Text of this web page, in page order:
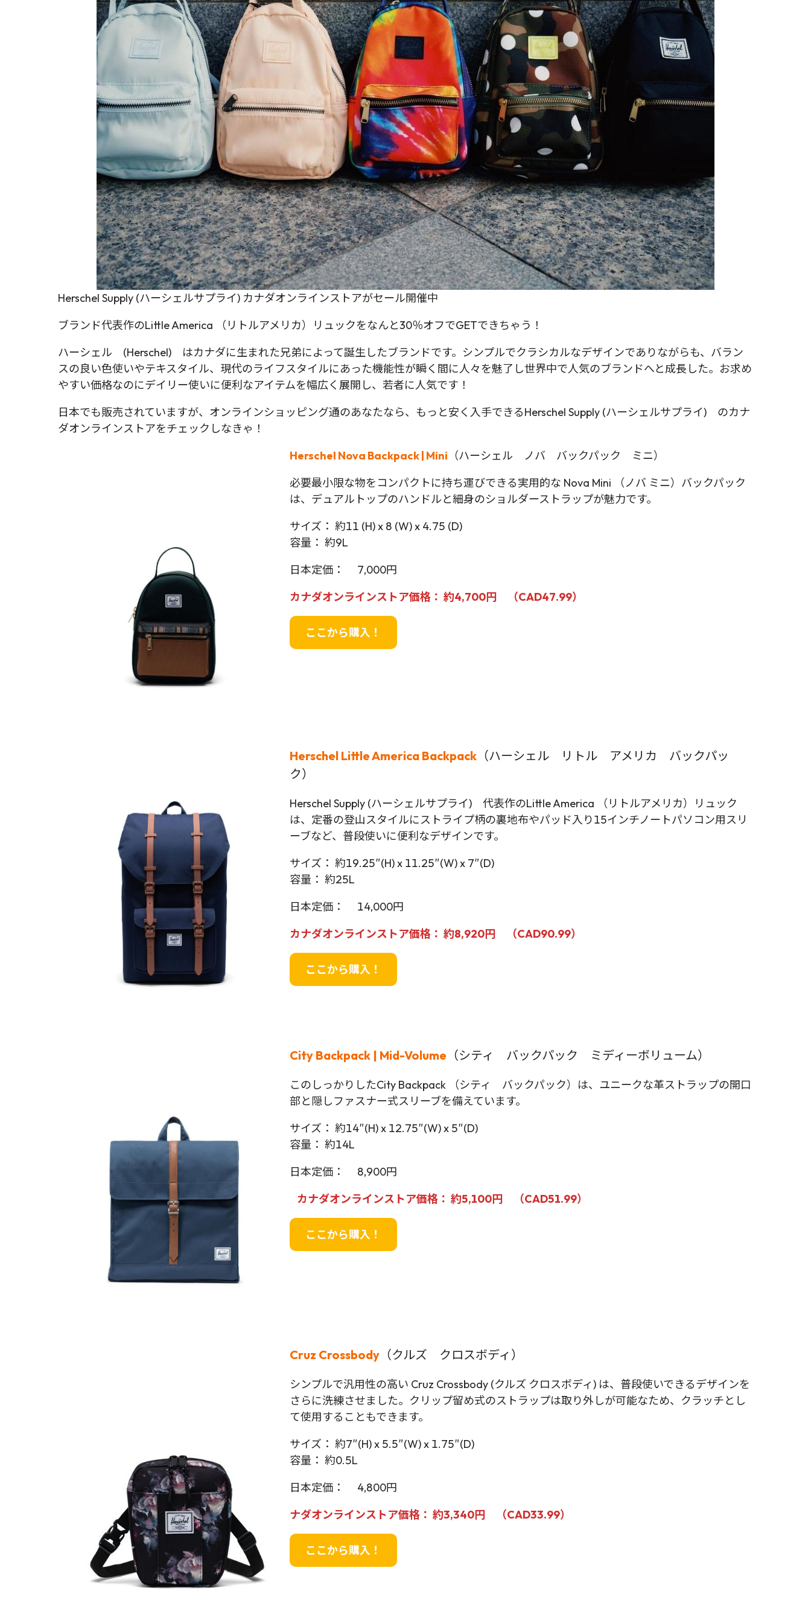
Herschel Supply (ハーシェルサプライ) カナダオンラインストアがセール開催中
ブランド代表作のLittle America （リトルアメリカ）リュックをなんと30％オフでGETできちゃう！
ハーシェル (Herschel) はカナダに生まれた兄弟によって誕生したブランドです。シンプルでクラシカルなデザインでありながらも、バラン
スの良い色使いやテキスタイル、現代のライフスタイルにあった機能性が瞬く間に人々を魅了し世界中で人気のブランドへと成長した。お求め
やすい価格なのにデイリー使いに便利なアイテムを幅広く展開し、若者に人気です！
日本でも販売されていますが、オンラインショッピング通のあなたなら、もっと安く入手できるHerschel Supply (ハーシェルサプライ) のカナ
ダオンラインストアをチェックしなきゃ！
Herschel Nova Backpack | Mini （ハーシェル ノバ バックパック ミニ）
必要最小限な物をコンパクトに持ち運びできる実用的な Nova Mini （ノバ ミニ）バックパック
は、デュアルトップのハンドルと細身のショルダーストラップが魅力です。
サイズ： 約11 (H) x 8 (W) x 4.75 (D)
容量： 約9L
日本定価： 7,000円
カナダオンラインストア価格： 約4,700円 （CAD47.99）
ここから購入！
Herschel Little America Backpack（ハーシェル リトル アメリカ バックパッ
ク）
Herschel Supply (ハーシェルサプライ) 代表作のLittle America （リトルアメリカ）リュック
は、定番の登山スタイルにストライプ柄の裏地布やパッド入り15インチノートパソコン用スリ
ーブなど、普段使いに便利なデザインです。
サイズ： 約19.25″(H) x 11.25″(W) x 7″(D)
容量： 約25L
日本定価： 14,000円
カナダオンラインストア価格： 約8,920円 （CAD90.99）
ここから購入！
City Backpack | Mid-Volume （シティ バックパック ミディーボリューム）
このしっかりしたCity Backpack （シティ バックパック）は、ユニークな革ストラップの開口
部と隠しファスナー式スリーブを備えています。
サイズ： 約14″(H) x 12.75″(W) x 5″(D)
容量： 約14L
日本定価： 8,900円
カナダオンラインストア価格： 約5,100円 （CAD51.99）
ここから購入！
Cruz Crossbody （クルズ クロスボディ）
シンプルで汎用性の高い Cruz Crossbody (クルズ クロスボディ) は、普段使いできるデザインを
さらに洗練させました。クリップ留め式のストラップは取り外しが可能なため、クラッチとし
て使用することもできます。
サイズ： 約7″(H) x 5.5″(W) x 1.75″(D)
容量： 約0.5L
日本定価： 4,800円
ナダオンラインストア価格： 約3,340円 （CAD33.99）
ここから購入！